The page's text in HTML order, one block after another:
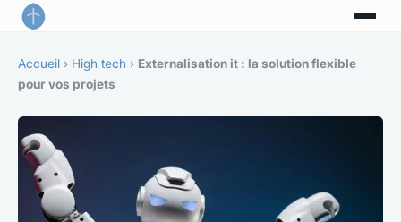
Accueil › High tech › Externalisation it : la solution flexible
pour vos projets